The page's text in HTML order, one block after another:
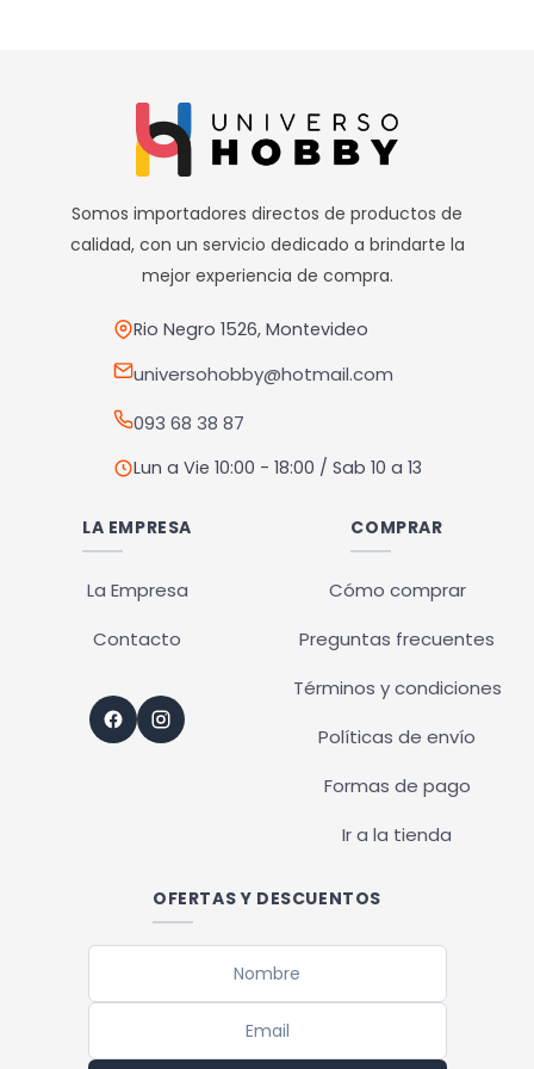
Envíos Flex en el día.
Envíos al interior por agencia (dejamos tus artículos en
agencia sin costo).
————————————
Retiros
Nuestro punto de retiro se encuentra en zona centro
El horario de retiros es de Lunes a Viernes de 10hs a 18hs,
Sábados de 10hs a 13hs
Somos importadores directos de productos de
calidad, con un servicio dedicado a brindarte la
mejor experiencia de compra.
Rio Negro 1526, Montevideo
universohobby@hotmail.com
093 68 38 87
Lun a Vie 10:00 - 18:00 / Sab 10 a 13
LA EMPRESA
La Empresa
Contacto
COMPRAR
Cómo comprar
Preguntas frecuentes
Términos y condiciones
Políticas de envío
Formas de pago
Ir a la tienda
OFERTAS Y DESCUENTOS